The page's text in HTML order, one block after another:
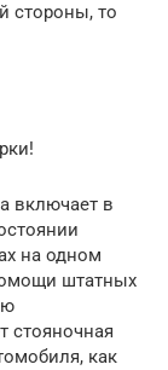
стороны, то
включает в
на одном
штатных
стояночная
как